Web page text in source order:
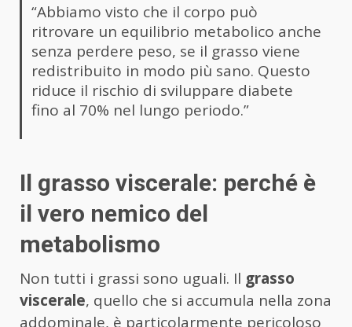
“Abbiamo visto che il corpo può
ritrovare un equilibrio metabolico anche
senza perdere peso, se il grasso viene
redistribuito in modo più sano. Questo
riduce il rischio di sviluppare diabete
fino al 70% nel lungo periodo.”
Il grasso viscerale: perché è
il vero nemico del
metabolismo
Non tutti i grassi sono uguali. Il grasso
viscerale, quello che si accumula nella zona
addominale, è particolarmente pericoloso